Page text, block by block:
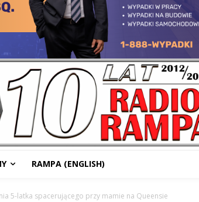
RAMPA (ENGLISH)
5-latka spacerującego przy mamie na Queensie